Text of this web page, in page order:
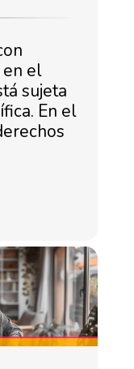
en el
sujeta
En el